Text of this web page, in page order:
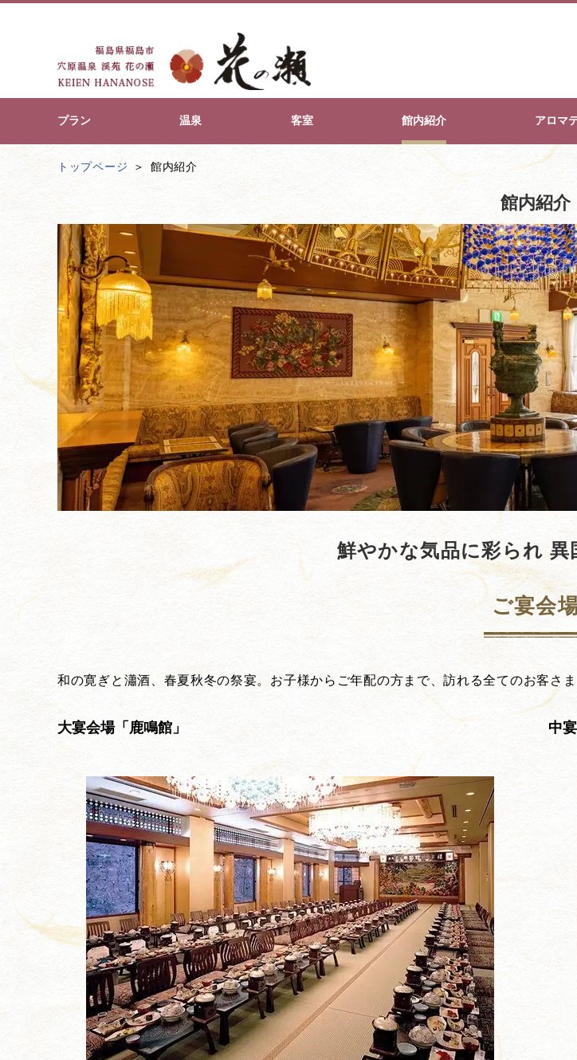
プラン 温泉 客室 館内紹介 アロマ
トップページ 館内紹介
館内紹介
鮮やかな気品に彩られ 異
ご宴会
和の寛ぎと瀟酒、春夏秋冬の祭宴。お子様からご年配の方まで、訪れる全てのお客さ
大宴会場「鹿鳴館」 中